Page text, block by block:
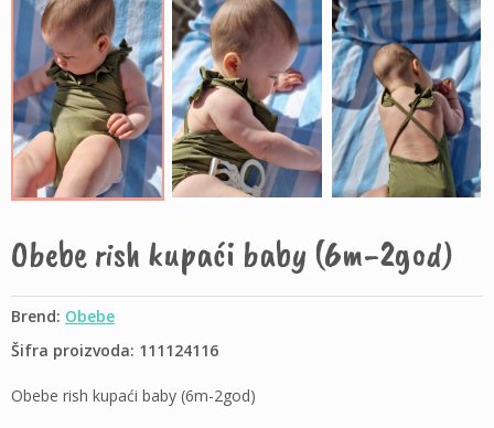
Obebe rish kupaći baby (6m-2god)
Brend: Obebe
Šifra proizvoda: 111124116
Obebe rish kupaći baby (6m-2god)